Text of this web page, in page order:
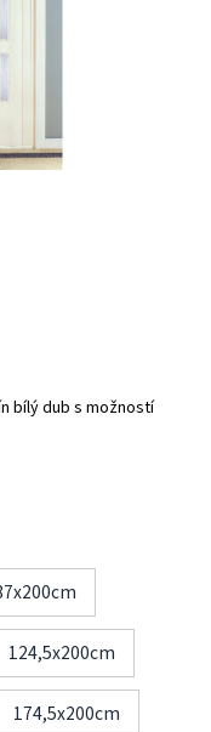
bílý dub s možností
124,5x200cm
174,5x200cm